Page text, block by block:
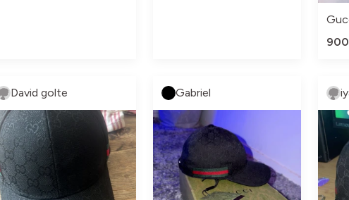
900
David golte Gabriel